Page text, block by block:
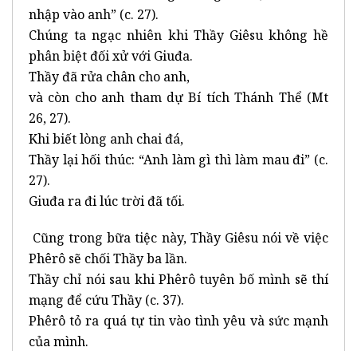
nhập vào anh” (c. 27).
Chúng ta ngạc nhiên khi Thầy Giêsu không hề
phân biệt đối xử với Giuđa.
Thầy đã rửa chân cho anh,
và còn cho anh tham dự Bí tích Thánh Thể (Mt
26, 27).
Khi biết lòng anh chai đá,
Thầy lại hối thúc: “Anh làm gì thì làm mau đi” (c.
27).
Giuđa ra đi lúc trời đã tối.
Cũng trong bữa tiệc này, Thầy Giêsu nói về việc
Phêrô sẽ chối Thầy ba lần.
Thầy chỉ nói sau khi Phêrô tuyên bố mình sẽ thí
mạng để cứu Thầy (c. 37).
Phêrô tỏ ra quá tự tin vào tình yêu và sức mạnh
của mình.